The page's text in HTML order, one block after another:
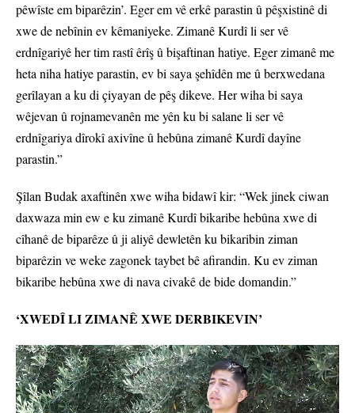
pêwîste em biparêzin’. Eger em vê erkê parastin û pêşxistinê di
xwe de nebînin ev kêmaniyeke. Zimanê Kurdî li ser vê
erdnîgariyê her tim rastî êrîş û bişaftinan hatiye. Eger zimanê me
heta niha hatiye parastin, ev bi saya şehîdên me û berxwedana
gerîlayan a ku di çiyayan de pêş dikeve. Her wiha bi saya
wêjevan û rojnamevanên me yên ku bi salane li ser vê
erdnîgariya dîrokî axivîne û hebûna zimanê Kurdî dayîne
parastin.”
Şîlan Budak axaftinên xwe wiha bidawî kir: “Wek jinek ciwan
daxwaza min ew e ku zimanê Kurdî bikaribe hebûna xwe di
cîhanê de biparêze û ji aliyê dewletên ku bikaribin ziman
biparêzin ve weke zagonek taybet bê afirandin. Ku ev ziman
bikaribe hebûna xwe di nava civakê de bide domandin.”
‘XWEDÎ LI ZIMANÊ XWE DERBIKEVIN’